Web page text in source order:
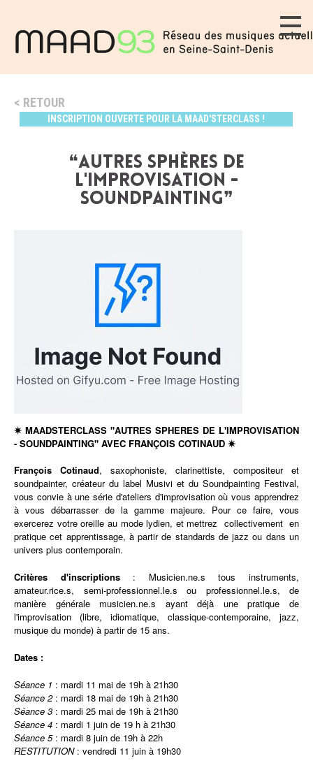
RETOUR
INSCRIPTION OUVERTE POUR LA MAAD'STERCLASS !
❝Autres sphères de
l'improvisation -
Soundpainting❞
✷ MAADSTERCLASS "AUTRES SPHERES DE L'IMPROVISATION
- SOUNDPAINTING" AVEC FRANÇOIS COTINAUD ✷
François Cotinaud, saxophoniste, clarinettiste, compositeur et
soundpainter, créateur du label Musivi et du Soundpainting Festival,
vous convie à une série d'ateliers d'improvisation où vous apprendrez
à vous débarrasser de la gamme majeure. Pour ce faire, vous
exercerez votre oreille au mode lydien, et mettrez collectivement en
pratique cet apprentissage, à partir de standards de jazz ou dans un
univers plus contemporain.
Critères d'inscriptions: Musicien.ne.s tous instruments,
amateur.rice.s, semi-professionnel.le.s ou professionnel.le.s, de
manière générale musicien.ne.s ayant déjà une pratique de
l'improvisation (libre, idiomatique, classique-contemporaine, jazz,
musique du monde) à partir de 15 ans.
Dates :
Séance 1 : mardi 11 mai de 19h à 21h30
Séance 2: mardi 18 mai de 19h à 21h30
Séance 3 : mardi 25 mai de 19h à 21h30
Séance 4 : mardi 1 juin de 19 h à 21h30
Séance 5: mardi 8 juin de 19h à 22h
RESTITUTION: vendredi 11 juin à 19h30